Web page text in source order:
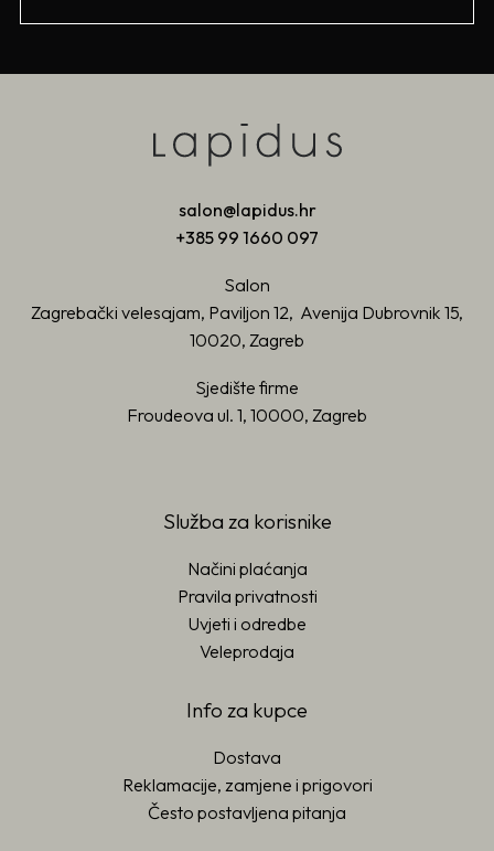
salon@lapidus.hr
+385 99 1660 097
Salon
Zagrebački velesajam, Paviljon 12, Avenija Dubrovnik 15,
10020, Zagreb
Sjedište firme
Froudeova ul. 1, 10000, Zagreb
Služba za korisnike
Načini plaćanja
Pravila privatnosti
Uvjeti i odredbe
Veleprodaja
Info za kupce
Dostava
Reklamacije, zamjene i prigovori
Često postavljena pitanja